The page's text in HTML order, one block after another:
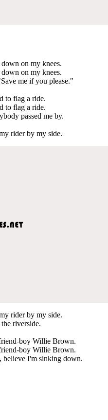
on my knees.
on my knees.
me if you please."
to flag a ride.
to flag a ride.
passed me by.
rider by my side.
rider by my side.
riverside.
boy Willie Brown.
boy Willie Brown.
believe I'm sinking down.